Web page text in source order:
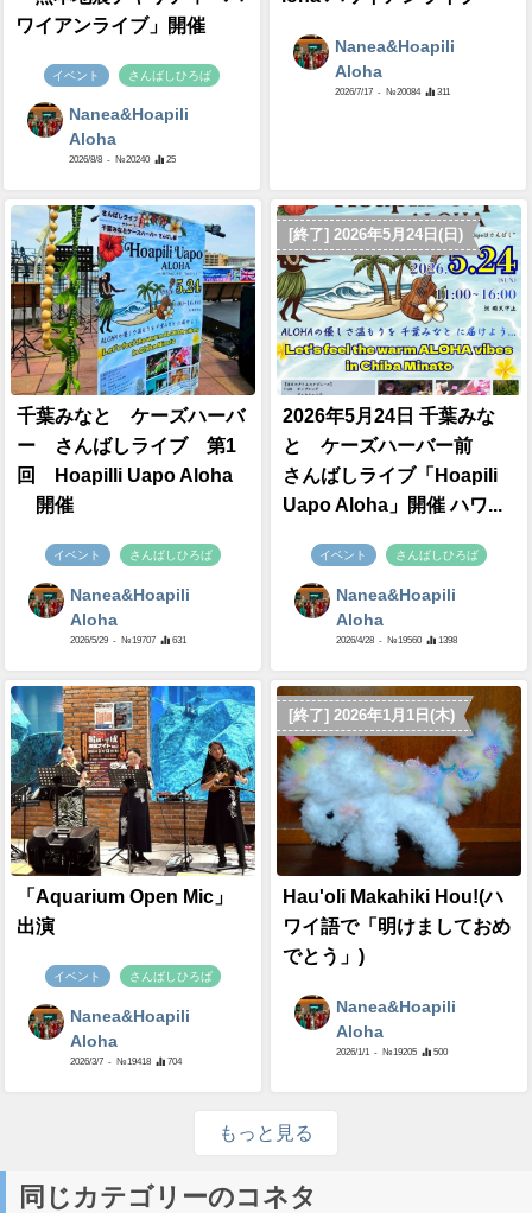
ワイアンライブ」開催
イベント さんばしひろば
Nanea&Hoapili
Aloha
2026/8/8 - №20240 25
Nanea&Hoapili
Aloha
2026/7/17 - №20084 311
千葉みなと ケーズハーバ
ー さんばしライブ 第1
回 Hoapilli Uapo Aloha
開催
イベント さんばしひろば
Nanea&Hoapili
Aloha
2026/5/29 - №19707 631
[終了] 2026年5月24日(日)
2026年5月24日 千葉みな
と ケーズハーバー前
さんばしライブ「Hoapili
Uapo Aloha」開催 ハワ...
イベント さんばしひろば
Nanea&Hoapili
Aloha
2026/4/28 - №19560 1398
「Aquarium Open Mic」
出演
イベント さんばしひろば
Nanea&Hoapili
Aloha
2026/3/7 - №19418 704
[終了] 2026年1月1日(木)
Hau'oli Makahiki Hou!(ハ
ワイ語で「明けましておめ
でとう」)
Nanea&Hoapili
Aloha
2026/1/1 - №19205 500
もっと見る
同じカテゴリーのコネタ